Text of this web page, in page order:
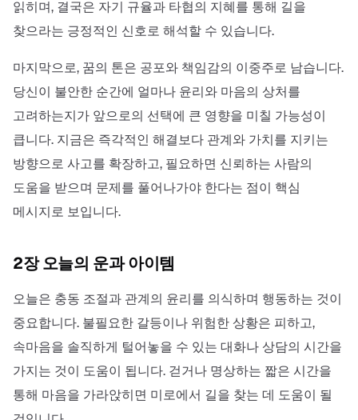
읽히며, 결국은 자기 규율과 타협의 지혜를 통해 길을
찾으라는 긍정적인 신호로 해석할 수 있습니다.
마지막으로, 꿈의 톤은 공포와 책임감의 이중주로 남습니다.
당신이 불안한 순간에 얼마나 윤리와 마음의 상처를
고려하는지가 앞으로의 선택에 큰 영향을 미칠 가능성이
큽니다. 지금은 즉각적인 해결보다 관계와 가치를 지키는
방향으로 사고를 확장하고, 필요하면 신뢰하는 사람의
도움을 받으며 문제를 풀어나가야 한다는 점이 핵심
메시지로 보입니다.
2장 오늘의 운과 아이템
오늘은 충동 조절과 관계의 윤리를 의식하며 행동하는 것이
중요합니다. 불필요한 갈등이나 위험한 상황은 피하고,
속마음을 솔직하게 털어놓을 수 있는 대화나 상담의 시간을
가지는 것이 도움이 됩니다. 걷거나 명상하는 짧은 시간을
통해 마음을 가라앉히면 미로에서 길을 찾는 데 도움이 될